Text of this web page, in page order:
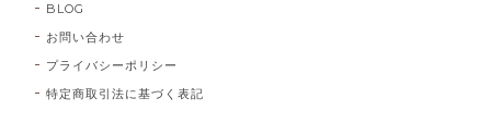
BLOG
お問い合わせ
プライバシーポリシー
特定商取引法に基づく表記